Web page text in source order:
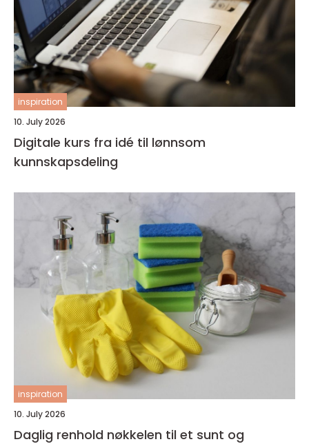
inspiration
10. July 2026
Digitale kurs fra idé til lønnsom
kunnskapsdeling
inspiration
10. July 2026
Daglig renhold nøkkelen til et sunt og